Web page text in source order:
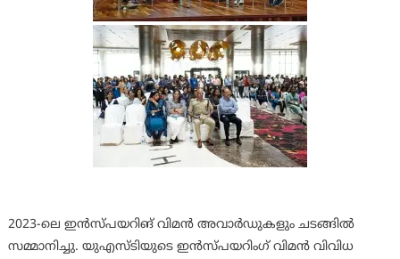
2023-ലെ ഇൻസ്പയറിങ് വിമൻ അവാർഡുകളും ചടങ്ങിൽ
സമ്മാനിച്ചു. യു‌എസ്‌ടിയുടെ ഇൻസ്‌പയറിംഗ് വിമൻ വിവിധ